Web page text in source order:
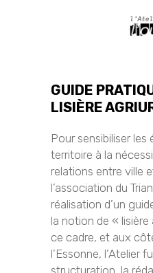
GUIDE
LISIÈRE
Pour sensibiliser
territoire à la
relations entre ville
l’association du
réalisation d’un
la notion de « lisière
ce cadre, et aux
l’Essonne, l’Atelier
structuration, la